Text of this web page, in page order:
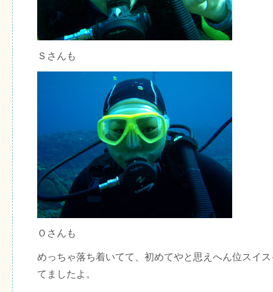
Ｓさんも
Ｏさんも
めっちゃ落ち着いてて、初めてやと思えへん位スイ
てましたよ。